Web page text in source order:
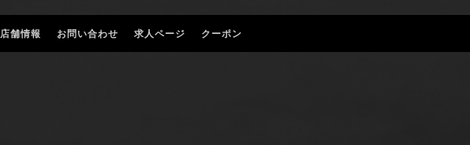
店舗情報 お問い合わせ 求人ページ クーポン